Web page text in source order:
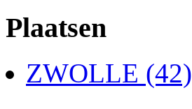
Plaatsen
ZWOLLE (42)